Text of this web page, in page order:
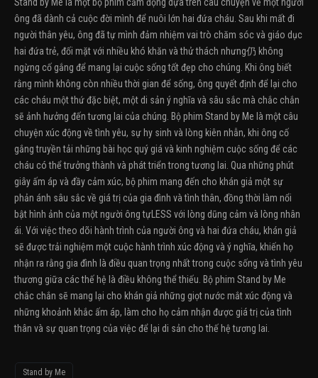
ông đã dành cả cuộc đời mình để nuôi lớn hai đứa cháu. Sau khi mất đi
người thân yêu, ông đã tự mình đảm nhiệm vai trò chăm sóc và giáo dục
hai đứa trẻ, đối mặt với nhiều khó khăn và thử thách nhưng仍 không
ngừng cố gắng để mang lại cuộc sống tốt đẹp cho chúng. Khi ông biết
rằng mình không còn nhiều thời gian để sống, ông quyết định để lại cho
các cháu một thứ đặc biệt, một di sản ý nghĩa và sâu sắc mà chắc chắn
sẽ ảnh hưởng đến tương lai của chúng. Bộ phim Stand by Me là một câu
chuyện xúc động về tình yêu, sự hy sinh và lòng kiên nhẫn, khi ông cố
gắng truyền tải những bài học quý giá và kinh nghiệm cuộc sống để các
cháu có thể trưởng thành và phát triển trong tương lai. Qua những phút
giây ấm áp và đầy cảm xúc, bộ phim mang đến cho khán giả một sự
phản ánh sâu sắc về giá trị của gia đình và tình thân, đồng thời làm nổi
bật hình ảnh của một người ông tựLESS với lòng dũng cảm và lòng nhân
ái. Với việc theo dõi hành trình của người ông và hai đứa cháu, khán giả
sẽ được trải nghiệm một cuộc hành trình xúc động và ý nghĩa, khiến họ
nhận ra rằng gia đình là điều quan trọng nhất trong cuộc sống và tình yêu
thương giữa các thế hệ là điều không thể thiếu. Bộ phim Stand by Me
chắc chắn sẽ mang lại cho khán giả những giọt nước mắt xúc động và
những khoảnh khắc ấm áp, làm cho họ cảm nhận được giá trị của tình
thân và sự quan trọng của việc để lại di sản cho thế hệ tương lai.
Stand by Me